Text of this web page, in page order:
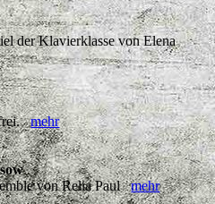
der Klavierklasse von Elena
frei.mehr
von Relia Paulmehr